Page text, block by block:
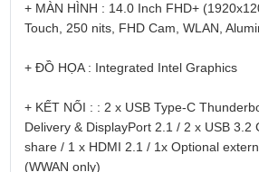
+ MÀN HÌNH : 14.0 Inch FHD+
Touch, 250 nits, FHD Cam, WLAN,
+ ĐỒ HỌA : Integrated Intel Graphics
+ KẾT NỐI : : 2 x USB Type-C
Delivery & DisplayPort 2.1 / 2 x USB 3.2
share / 1 x HDMI 2.1 / 1x Optional
(WWAN only)